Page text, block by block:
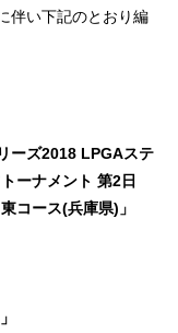
伴い下記のとおり編
ーズ2018 LPGAステ
ーナメント 第2日
コース(兵庫県)」